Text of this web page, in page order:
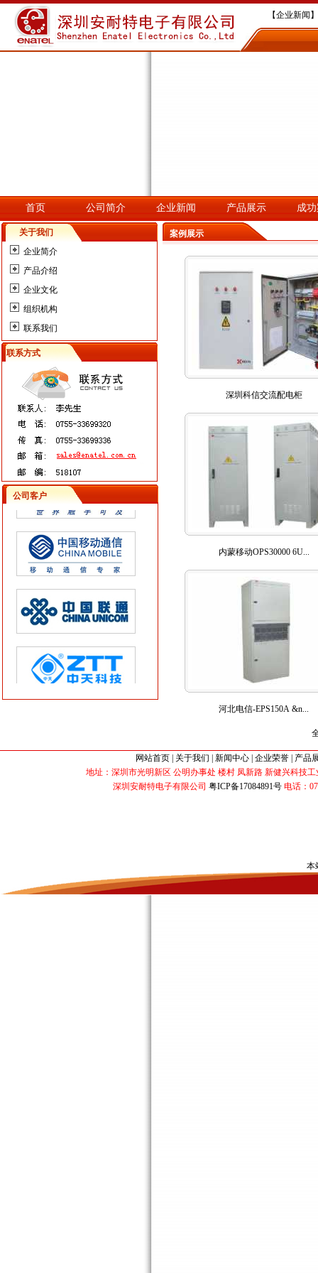
【企业新闻
【企业新闻
【企业新闻
首页 公司简介 企业新闻 产品展示 成
关于我们
企业简介
产品介绍
企业文化
组织机构
联系我们
联系方式
公司客户
案例展示
深圳科信交流配电柜
内蒙移动OPS30000 6U...
河北电信-EPS150A &n...
网站首页 关于我们 新闻中心 企业荣誉
产品
地址：深圳市光明新区 公明办事处 楼村 凤新路 新健兴科技工
深圳安耐特电子有限公司 粤ICP备17084891号电话：
本